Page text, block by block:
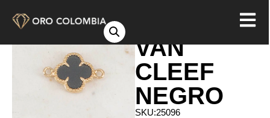
HERRAJE
VAN
CLEEF
NEGRO
SKU:25096